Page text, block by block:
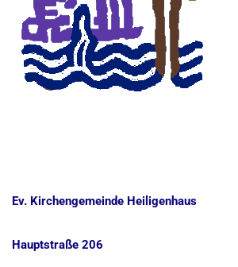
Ev. Kirchengemeinde Heiligenhaus
Hauptstraße 206